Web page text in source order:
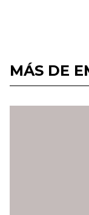
MÁS DE